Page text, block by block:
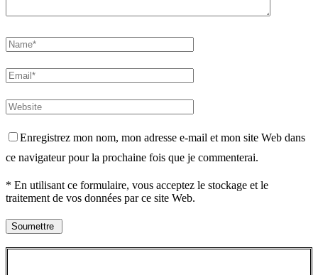
Enregistrez mon nom, mon adresse e-mail et mon site Web dans
ce navigateur pour la prochaine fois que je commenterai.
* En utilisant ce formulaire, vous acceptez le stockage et le
traitement de vos données par ce site Web.